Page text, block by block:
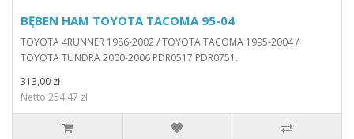
BĘBEN HAM TOYOTA TACOMA 95-04
TOYOTA 4RUNNER 1986-2002 / TOYOTA TACOMA 1995-2004 /
TOYOTA TUNDRA 2000-2006 PDR0517 PDR0751..
313,00 zł
Netto:254,47 zł